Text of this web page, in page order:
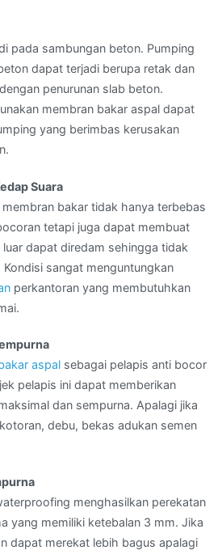
pada sambungan beton. Pumping
dapat terjadi berupa retak dan
penurunan slab beton.
membran bakar aspal dapat
yang berimbas kerusakan
Suara
bakar tidak hanya terbebas
tetapi juga dapat membuat
luar dapat diredam sehingga tidak
sangat menguntungkan
perkantoran yang membutuhkan
aspal sebagai pelapis anti bocor
pelapis ini dapat memberikan
dan sempurna. Apalagi jika
debu, bekas adukan semen
menghasilkan perekatan
yang memiliki ketebalan 3 mm. Jika
dapat merekat lebih bagus apalagi